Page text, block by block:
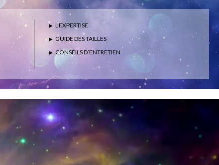
L’EXPERTISE
GUIDE DES TAILLES
CONSEILS D’ENTRETIEN